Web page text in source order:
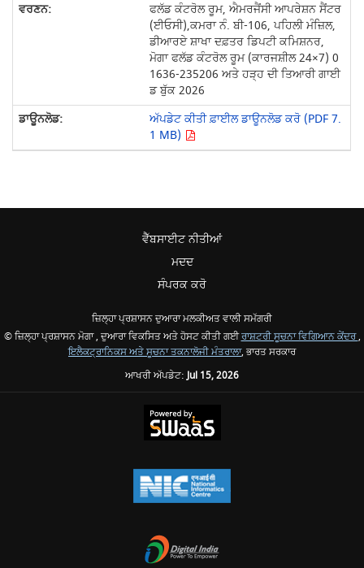
ਫਲੱਡ ਕੰਟਰੋਲ ਰੂਮ, ਐਮਰਜੈਂਸੀ ਆਪਰੇਸ਼ਨ ਸੈਂਟਰ
(ਈਓਸੀ),ਕਮਰਾ ਨੰ. ਬੀ-106, ਪਹਿਲੀ ਮੰਜ਼ਿਲ,
ਡੀਆਰਏ ਸ਼ਾਖਾ ਦਫ਼ਤਰ ਡਿਪਟੀ ਕਮਿਸ਼ਨਰ,
ਮੋਗਾ ਫਲੱਡ ਕੰਟਰੋਲ ਰੂਮ (ਕਾਰਜਸ਼ੀਲ 24×7) 0
1636-235206 ਅਤੇ ਹੜ੍ਹ ਦੀ ਤਿਆਰੀ ਗਾਈ
ਡ ਬੁੱਕ 2026
ਅੱਪਡੇਟ ਕੀਤੀ ਫ਼ਾਈਲ ਡਾਊਨਲੋਡ ਕਰੋ (PDF 7.
1 MB)
ਵੈੱਬਸਾਈਟ ਨੀਤੀਆਂ
ਮਦਦ
ਸੰਪਰਕ ਕਰੋ
ਜ਼ਿਲ੍ਹਾ ਪ੍ਰਸ਼ਾਸਨ ਦੁਆਰਾ ਮਲਕੀਅਤ ਵਾਲੀ ਸਮੱਗਰੀ
© ਜ਼ਿਲ੍ਹਾ ਪ੍ਰਸ਼ਾਸਨ ਮੋਗਾ , ਦੁਆਰਾ ਵਿਕਸਿਤ ਅਤੇ ਹੋਸਟ ਕੀਤੀ ਗਈਰਾਸ਼ਟਰੀ ਸੂਚਨਾ ਵਿਗਿਆਨ ਕੇਂਦਰ,
ਇਲੈਕਟ੍ਰਾਨਿਕਸ ਅਤੇ ਸੂਚਨਾ ਤਕਨਾਲੋਜੀ ਮੰਤਰਾਲਾ, ਭਾਰਤ ਸਰਕਾਰ
ਆਖਰੀ ਅੱਪਡੇਟ:Jul 15, 2026